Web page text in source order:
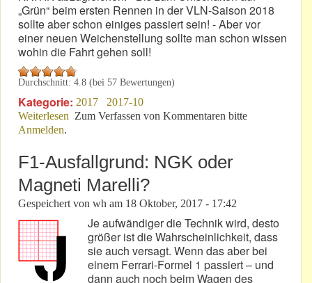
„Grün“ beim ersten Rennen in der VLN-Saison 2018
sollte aber schon einiges passiert sein! - Aber vor
einer neuen Weichenstellung sollte man schon wissen
wohin die Fahrt gehen soll!
Durchschnitt: 4.8 (bei 57 Bewertungen)
Kategorie: 2017
2017-10
Weiterlesen über VLN 9 – 2017: Schluss-Akkord in Moll!
Zum Verfassen von Kommentaren bitte
Anmelden.
F1-Ausfallgrund: NGK oder
Magneti Marelli?
Gespeichert von wh am 18 Oktober, 2017 - 17:42
Je aufwändiger die Technik wird, desto
größer ist die Wahrscheinlichkeit, dass
sie auch versagt. Wenn das aber bei
einem Ferrari-Formel 1 passiert – und
dann auch noch beim Wagen des